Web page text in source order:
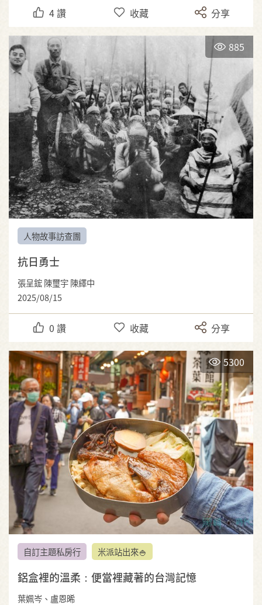
4讚 收藏 分享
885
人物故事訪查團
抗日勇士
張呈鋐 陳璽宇 陳繹中
2025/08/15
0 讚 收藏 分享
5300
自訂主題私房行 米派站出來🍚
鋁盒裡的溫柔：便當裡藏著的台灣記憶
葉姵岑、盧恩晞